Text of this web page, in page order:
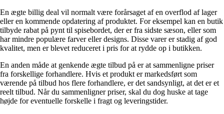
En ægte billig deal vil normalt være forårsaget af en overflod af lager
eller en kommende opdatering af produktet. For eksempel kan en butik
tilbyde rabat på pynt til spisebordet, der er fra sidste sæson, eller som
har mindre populære farver eller designs. Disse varer er stadig af god
kvalitet, men er blevet reduceret i pris for at rydde op i butikken.
En anden måde at genkende ægte tilbud på er at sammenligne priser
fra forskellige forhandlere. Hvis et produkt er markedsført som
værende på tilbud hos flere forhandlere, er det sandsynligt, at det er et
reelt tilbud. Når du sammenligner priser, skal du dog huske at tage
højde for eventuelle forskelle i fragt og leveringstider.